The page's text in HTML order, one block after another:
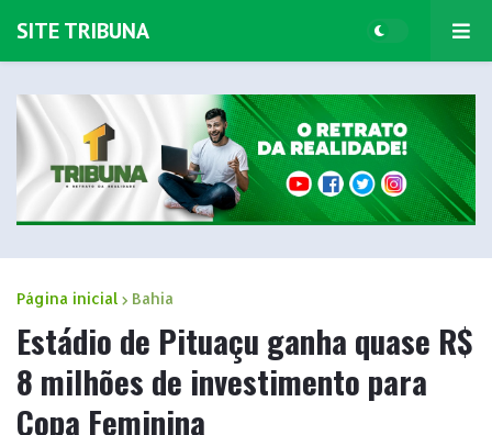
SITE TRIBUNA
Página inicial Bahia
Estádio de Pituaçu ganha quase R$
8 milhões de investimento para
Copa Feminina